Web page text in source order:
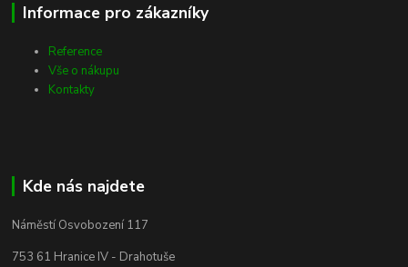
Informace pro zákazníky
Reference
Vše o nákupu
Kontakty
Kde nás najdete
Náměstí Osvobození 117
753 61 Hranice IV - Drahotuše